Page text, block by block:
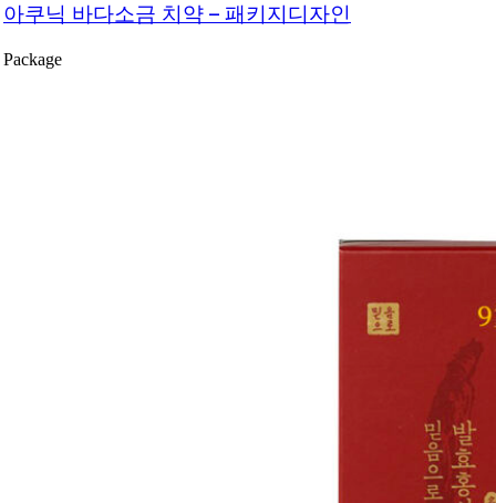
아쿠닉 바다소금 치약 – 패키지디자인
Package